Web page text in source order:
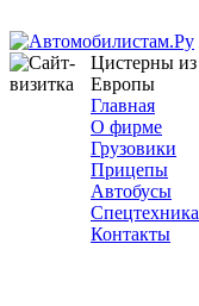
Цистерны из
Европы
Главная
О фирме
Грузовики
Прицепы
Автобусы
Спецтехника
Контакты